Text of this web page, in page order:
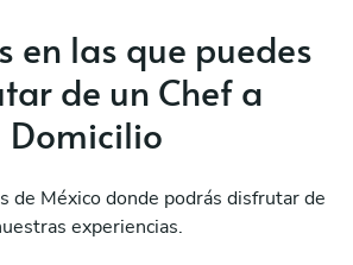
en las que puedes
de un Chef a
Domicilio
de México donde podrás disfrutar de
experiencias.